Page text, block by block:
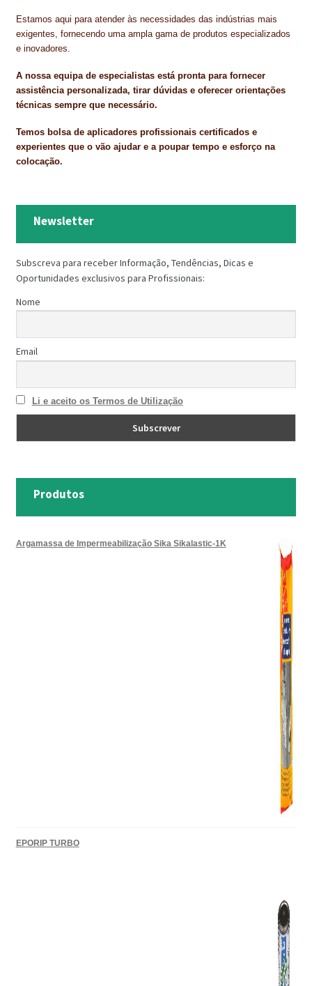
TRATAMENTO DECKS
VINÍLICOS
Estamos aqui para atender às necessidades das indústrias mais
exigentes, fornecendo uma ampla gama de produtos especializados
e inovadores.
A nossa equipa de especialistas está pronta para fornecer
assistência personalizada, tirar dúvidas e oferecer orientações
técnicas sempre que necessário.
Temos bolsa de aplicadores profissionais certificados e
experientes que o vão ajudar e a poupar tempo e esforço na
colocação.
Newsletter
Subscreva para receber Informação, Tendências, Dicas e
Oportunidades exclusivos para Profissionais:
Nome
Email
Li e aceito os Termos de Utilização
Produtos
Argamassa de Impermeabilização Sika Sikalastic-1K
EPORIP TURBO